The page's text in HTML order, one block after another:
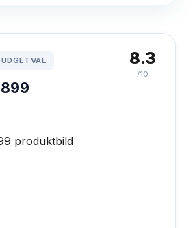
8.3
/10